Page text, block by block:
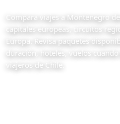
Compara viajes a Montenegro
capitales europeas, circuitos
Europa. Revisa paquetes
duración, hoteles, vuelos
viajeros de Chile.